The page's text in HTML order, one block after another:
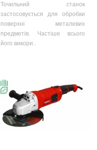
Точильний станок
застосовується для обробки
поверхні металевих
предметів. Частіше всього
його викори..